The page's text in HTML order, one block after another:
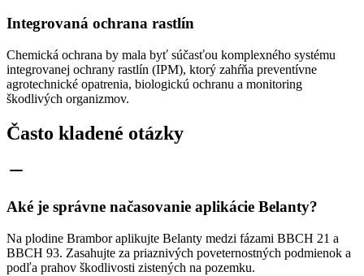
Integrovaná ochrana rastlín
Chemická ochrana by mala byť súčasťou komplexného systému
integrovanej ochrany rastlín (IPM), ktorý zahŕňa preventívne
agrotechnické opatrenia, biologickú ochranu a monitoring
škodlivých organizmov.
Často kladené otázky
Aké je správne načasovanie aplikácie Belanty?
Na plodine Brambor aplikujte Belanty medzi fázami BBCH 21 a
BBCH 93. Zasahujte za priaznivých poveternostných podmienok a
podľa prahov škodlivosti zistených na pozemku.